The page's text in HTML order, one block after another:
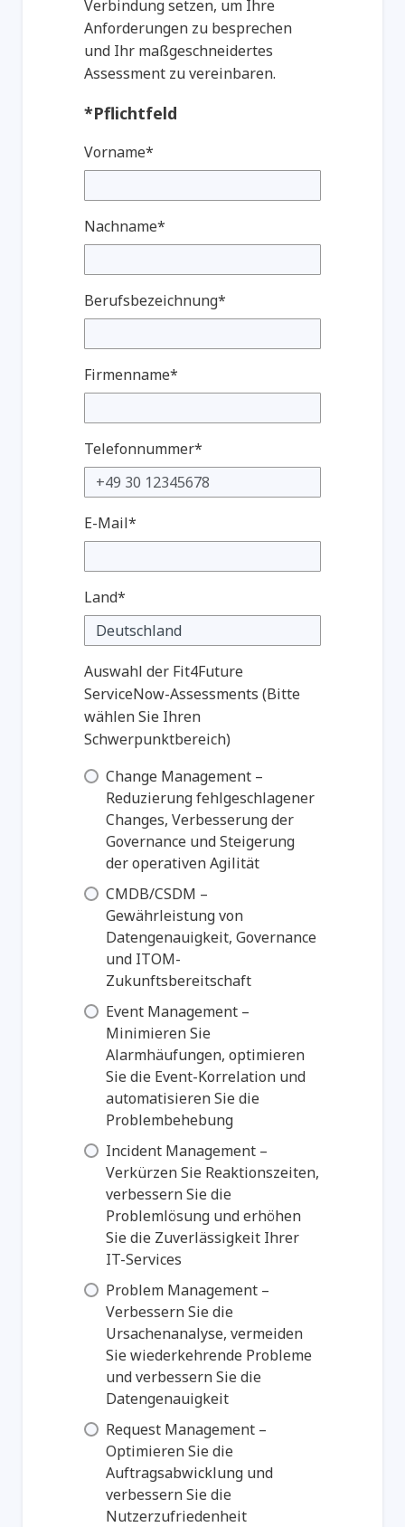
Verbindung setzen, um Ihre
Anforderungen zu besprechen
und Ihr maßgeschneidertes
Assessment zu vereinbaren.
*Pflichtfeld
Vorname*
Nachname*
Berufsbezeichnung*
Firmenname*
Telefonnummer*
E-Mail*
Land*
Auswahl der Fit4Future
ServiceNow-Assessments (Bitte
wählen Sie Ihren
Schwerpunktbereich)
Change Management –
Reduzierung fehlgeschlagener
Changes, Verbesserung der
Governance und Steigerung
der operativen Agilität
CMDB/CSDM –
Gewährleistung von
Datengenauigkeit, Governance
und ITOM-
Zukunftsbereitschaft
Event Management –
Minimieren Sie
Alarmhäufungen, optimieren
Sie die Event-Korrelation und
automatisieren Sie die
Problembehebung
Incident Management –
Verkürzen Sie Reaktionszeiten,
verbessern Sie die
Problemlösung und erhöhen
Sie die Zuverlässigkeit Ihrer
IT-Services
Problem Management –
Verbessern Sie die
Ursachenanalyse, vermeiden
Sie wiederkehrende Probleme
und verbessern Sie die
Datengenauigkeit
Request Management –
Optimieren Sie die
Auftragsabwicklung und
verbessern Sie die
Nutzerzufriedenheit